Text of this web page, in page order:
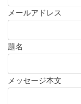
メールアドレス
題名
メッセージ本文